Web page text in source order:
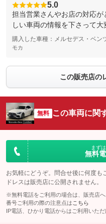
5.0
担当営業さんやお店の対応
しい車両の情報を下さって大
購入した車種：メルセデス・ベン
モカ
この販売店の
無料 この車両に関
まず
無料
お気軽にどうぞ。問合せ後に何度も
ドレスは販売店に公開されません。
※無料電話をご利用の場合は、販売店
番号ご利用の際の注意点は こちら
IP電話、ひかり電話からはご利用いただ